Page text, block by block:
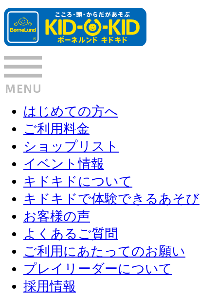
はじめての方へ
ご利用料金
ショップリスト
イベント情報
キドキドについて
キドキドで体験できるあそび
お客様の声
よくあるご質問
ご利用にあたってのお願い
プレイリーダーについて
採用情報